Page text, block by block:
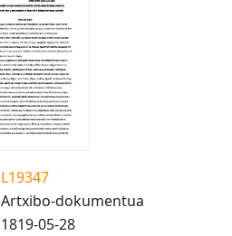
L19347
Artxibo-dokumentua
1819-05-28